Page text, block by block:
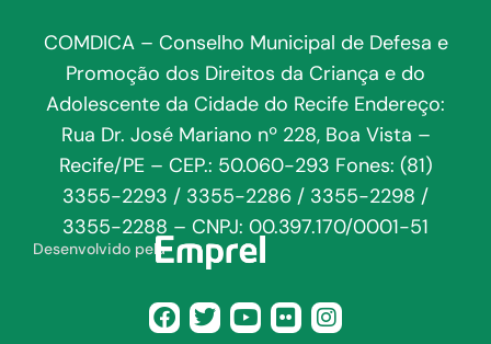
COMDICA – Conselho Municipal de Defesa e
Promoção dos Direitos da Criança e do
Adolescente da Cidade do Recife Endereço:
Rua Dr. José Mariano nº 228, Boa Vista –
Recife/PE – CEP.: 50.060-293 Fones: (81)
3355-2293 / 3355-2286 / 3355-2298 /
3355-2288 – CNPJ: 00.397.170/0001-51
Desenvolvido pela